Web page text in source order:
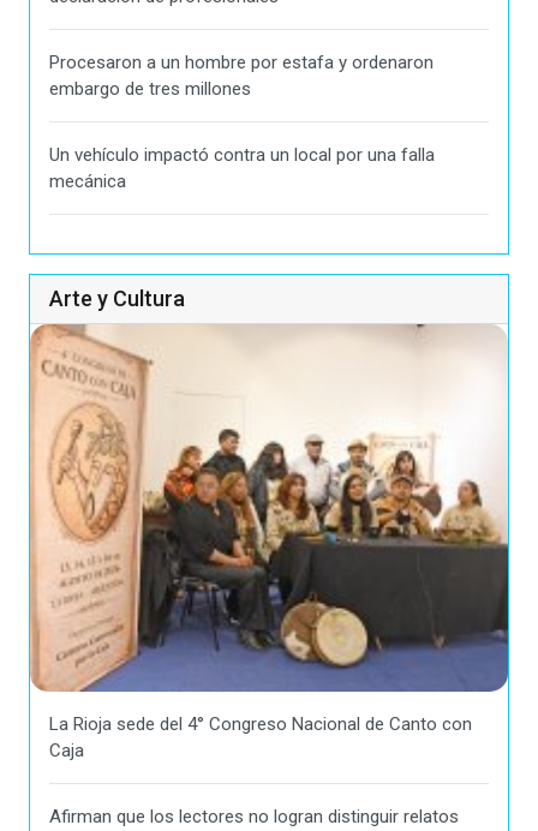
Procesaron a un hombre por estafa y ordenaron
embargo de tres millones
Un vehículo impactó contra un local por una falla
mecánica
Arte y Cultura
La Rioja sede del 4° Congreso Nacional de Canto con
Caja
Afirman que los lectores no logran distinguir relatos